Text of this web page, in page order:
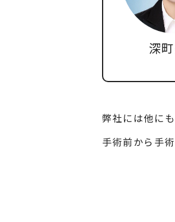
深
弊社には他に
手術前から手